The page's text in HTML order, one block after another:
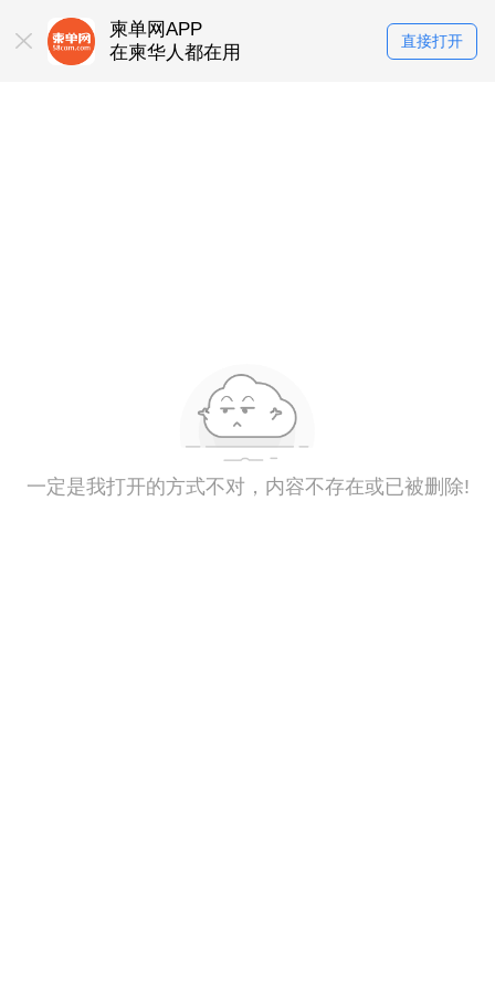
柬单网APP
在柬华人都在用
直接打开
一定是我打开的方式不对，内容不存在或已被删除!